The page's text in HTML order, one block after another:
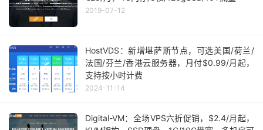
2019-07-12
HostVDS：新增堪萨斯节点，可选美国/荷兰/
法国/芬兰/香港云服务器，月付$0.99/月起，
支持按小时计费
2024-11-14
Digital-VM：全场VPS六折促销，$2.4/月起，